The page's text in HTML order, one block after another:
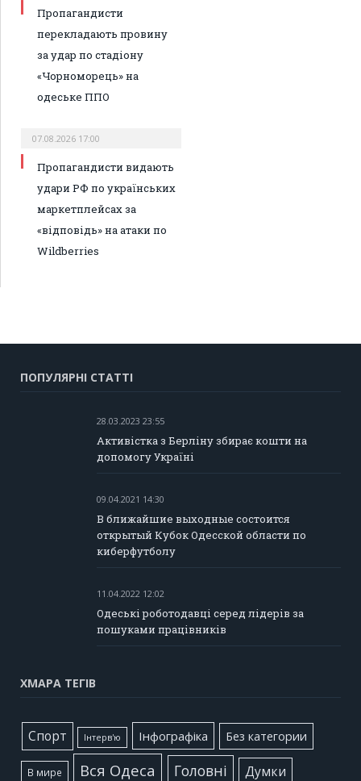
Пропагандисти
перекладають провину
за удар по стадіону
«Чорноморець» на
одеське ППО
07.08.2026 17:00
Пропагандисти видають
удари РФ по українських
маркетплейсах за
«відповідь» на атаки по
Wildberries
ПОПУЛЯРНІ СТАТТІ
28.03.2023 23:55
Активістка з Берліну збирає кошти на
допомогу Україні
09.04.2021 14:30
В ближайшие выходные состоится
открытый Кубок Одесской области по
киберфутболу
11.04.2022 12:02
Одеські роботодавці серед лідерів за
пошуками працівників
ХМАРА ТЕГІВ
Cпорт Інтерв'ю Інфографіка Без категории
В мире Вся Одеса Головні Думки